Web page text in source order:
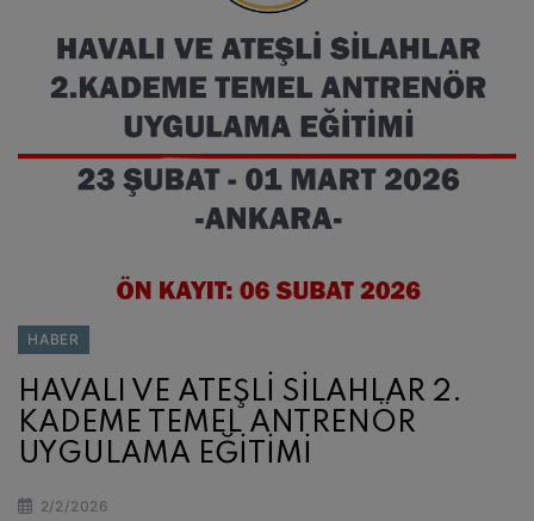
HABER
HAVALI VE ATEŞLİ SİLAHLAR 2.
KADEME TEMEL ANTRENÖR
UYGULAMA EĞİTİMİ
2/2/2026